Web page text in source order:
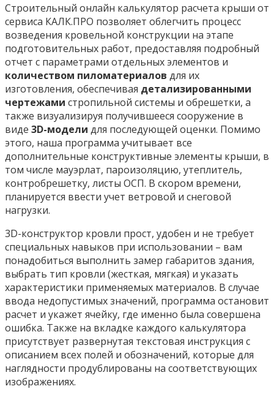
Строительный онлайн калькулятор расчета крыши от
сервиса КАЛК.ПРО позволяет облегчить процесс
возведения кровельной конструкции на этапе
подготовительных работ, предоставляя подробный
отчет с параметрами отдельных элементов и
количеством пиломатериалов для их
изготовления, обеспечивая детализированными
чертежами стропильной системы и обрешетки, а
также визуализируя получившееся сооружение в
виде 3D-модели для последующей оценки. Помимо
этого, наша программа учитывает все
дополнительные конструктивные элементы крыши, в
том числе мауэрлат, пароизоляцию, утеплитель,
контробрешетку, листы ОСП. В скором времени,
планируется ввести учет ветровой и снеговой
нагрузки.
3D-конструктор кровли прост, удобен и не требует
специальных навыков при использовании – вам
понадобиться выполнить замер габаритов здания,
выбрать тип кровли (жесткая, мягкая) и указать
характеристики применяемых материалов. В случае
ввода недопустимых значений, программа остановит
расчет и укажет ячейку, где именно была совершена
ошибка. Также на вкладке каждого калькулятора
присутствует развернутая текстовая инструкция с
описанием всех полей и обозначений, которые для
наглядности продублированы на соответствующих
изображениях.